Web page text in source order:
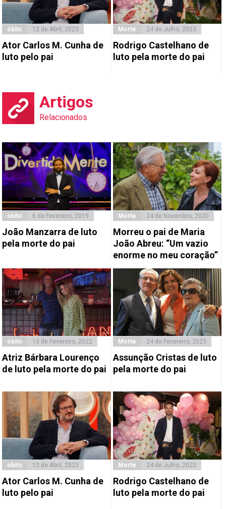
óbito 12 de Abril, 2023
Ator Carlos M. Cunha de
luto pelo pai
Morte 24 de Julho, 2023
Rodrigo Castelhano de
luto pela morte do pai
Artigos
Relacionados
óbito 6 de Fevereiro, 2019
João Manzarra de luto
pela morte do pai
Morte 24 de Novembro, 2020
Morreu o pai de Maria
João Abreu: “Um vazio
enorme no meu coração”
óbito 15 de Fevereiro, 2022
Atriz Bárbara Lourenço
de luto pela morte do pai
Morte 24 de Fevereiro, 2023
Assunção Cristas de luto
pela morte do pai
óbito 12 de Abril, 2023
Ator Carlos M. Cunha de
luto pelo pai
Morte 24 de Julho, 2023
Rodrigo Castelhano de
luto pela morte do pai